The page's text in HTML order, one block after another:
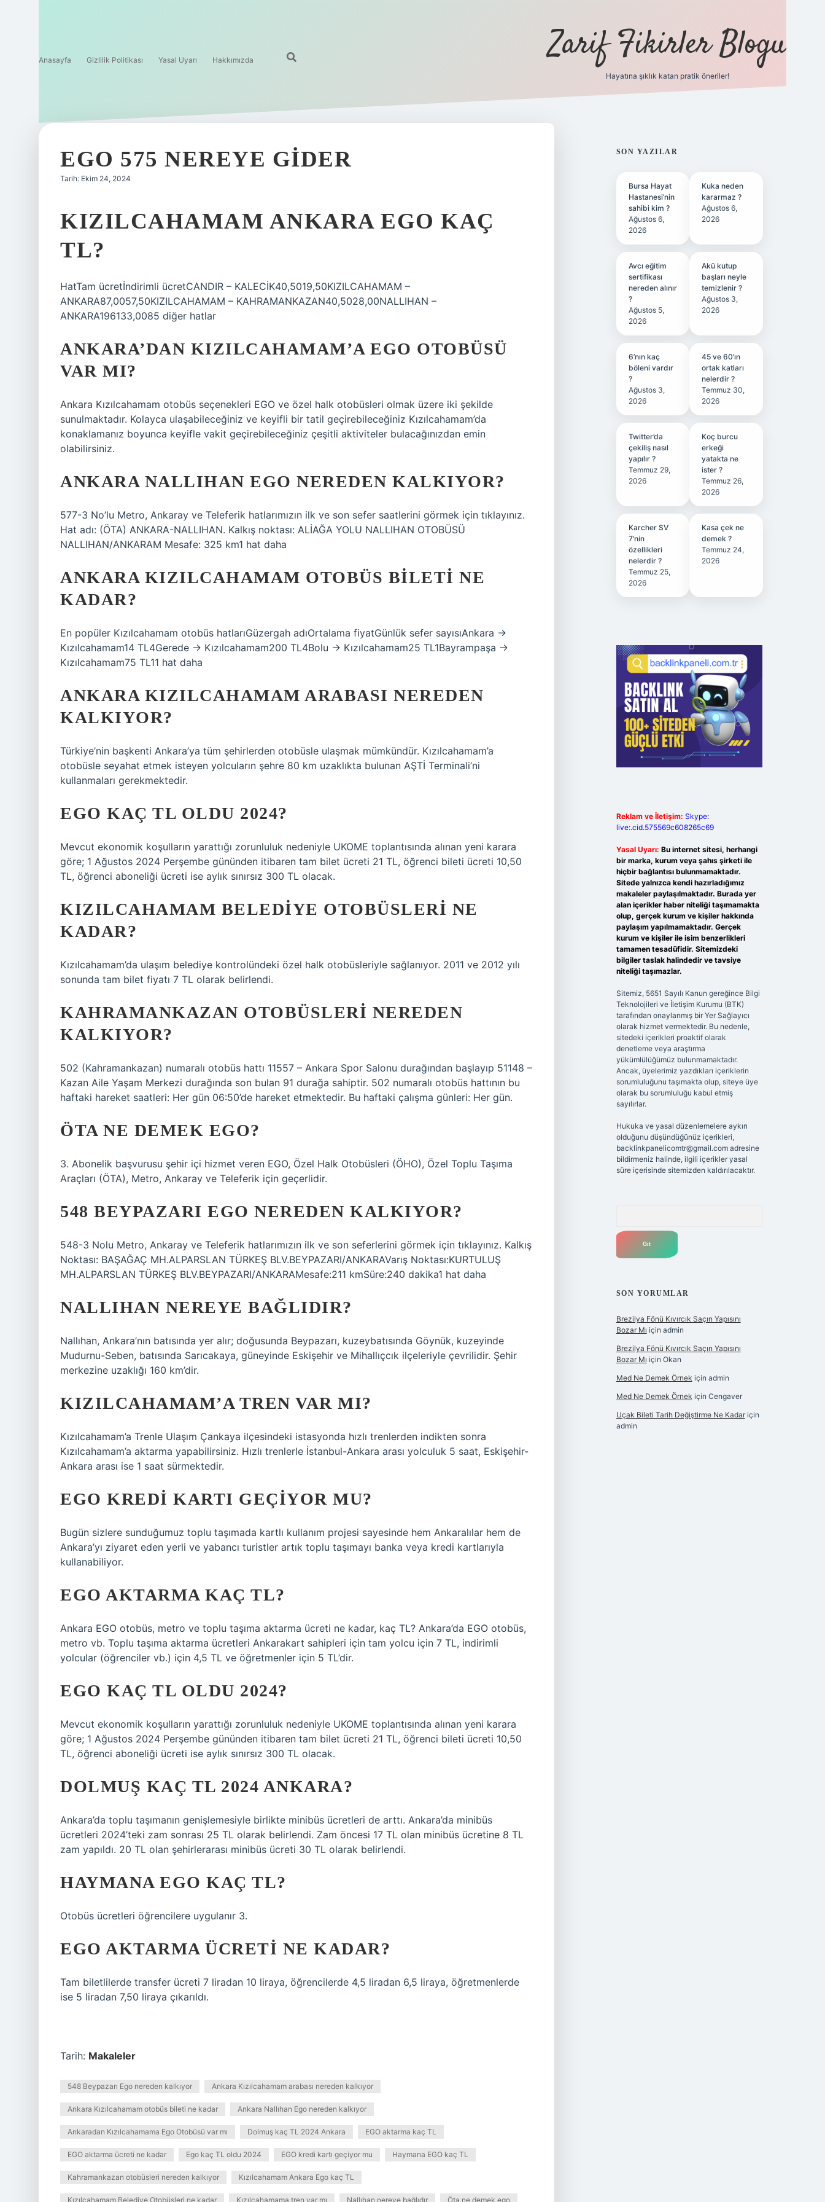
Anasayfa Gizlilik Politikası Yasal Uyarı Hakkımızda Zarif Fikirler Blogu
Hayatına şıklık katan pratik öneriler!
EGO 575 NEREYE GIDER
Tarih: Ekim 24, 2024
KIZILCAHAMAM ANKARA EGO KAÇ
TL?
HatTam ücretİndirimli ücretCANDIR – KALECİK40,5019,50KIZILCAHAMAM –
ANKARA87,0057,50KIZILCAHAMAM – KAHRAMANKAZAN40,5028,00NALLIHAN –
ANKARA196133,0085 diğer hatlar
ANKARA’DAN KIZILCAHAMAM’A EGO OTOBÜSÜ
VAR MI?
Ankara Kızılcahamam otobüs seçenekleri EGO ve özel halk otobüsleri olmak üzere iki şekilde
sunulmaktadır. Kolayca ulaşabileceğiniz ve keyifli bir tatil geçirebileceğiniz Kızılcahamam’da
konaklamanız boyunca keyifle vakit geçirebileceğiniz çeşitli aktiviteler bulacağınızdan emin
olabilirsiniz.
ANKARA NALLIHAN EGO NEREDEN KALKIYOR?
577-3 No’lu Metro, Ankaray ve Teleferik hatlarımızın ilk ve son sefer saatlerini görmek için tıklayınız.
Hat adı: (ÖTA) ANKARA-NALLIHAN. Kalkış noktası: ALİAĞA YOLU NALLIHAN OTOBÜSÜ
NALLIHAN/ANKARAM Mesafe: 325 km1 hat daha
ANKARA KIZILCAHAMAM OTOBÜS BILETI NE
KADAR?
En popüler Kızılcahamam otobüs hatlarıGüzergah adıOrtalama fiyatGünlük sefer sayısıAnkara →
Kızılcahamam14 TL4Gerede → Kızılcahamam200 TL4Bolu → Kızılcahamam25 TL1Bayrampaşa →
Kızılcahamam75 TL11 hat daha
ANKARA KIZILCAHAMAM ARABASI NEREDEN
KALKIYOR?
Türkiye’nin başkenti Ankara’ya tüm şehirlerden otobüsle ulaşmak mümkündür. Kızılcahamam’a
otobüsle seyahat etmek isteyen yolcuların şehre 80 km uzaklıkta bulunan AŞTİ Terminali’ni
kullanmaları gerekmektedir.
EGO KAÇ TL OLDU 2024?
Mevcut ekonomik koşulların yarattığı zorunluluk nedeniyle UKOME toplantısında alınan yeni karara
göre; 1 Ağustos 2024 Perşembe gününden itibaren tam bilet ücreti 21 TL, öğrenci bileti ücreti 10,50
TL, öğrenci aboneliği ücreti ise aylık sınırsız 300 TL olacak.
KIZILCAHAMAM BELEDIYE OTOBÜSLERI NE
KADAR?
Kızılcahamam’da ulaşım belediye kontrolündeki özel halk otobüsleriyle sağlanıyor. 2011 ve 2012 yılı
sonunda tam bilet fiyatı 7 TL olarak belirlendi.
KAHRAMANKAZAN OTOBÜSLERI NEREDEN
KALKIYOR?
502 (Kahramankazan) numaralı otobüs hattı 11557 – Ankara Spor Salonu durağından başlayıp 51148 –
Kazan Aile Yaşam Merkezi durağında son bulan 91 durağa sahiptir. 502 numaralı otobüs hattının bu
haftaki hareket saatleri: Her gün 06:50’de hareket etmektedir. Bu haftaki çalışma günleri: Her gün.
ÖTA NE DEMEK EGO?
3. Abonelik başvurusu şehir içi hizmet veren EGO, Özel Halk Otobüsleri (ÖHO), Özel Toplu Taşıma
Araçları (ÖTA), Metro, Ankaray ve Teleferik için geçerlidir.
548 BEYPAZARI EGO NEREDEN KALKIYOR?
548-3 Nolu Metro, Ankaray ve Teleferik hatlarımızın ilk ve son seferlerini görmek için tıklayınız. Kalkış
Noktası: BAŞAĞAÇ MH.ALPARSLAN TÜRKEŞ BLV.BEYPAZARI/ANKARAVarış Noktası:KURTULUŞ
MH.ALPARSLAN TÜRKEŞ BLV.BEYPAZARI/ANKARAMesafe:211 kmSüre:240 dakika1 hat daha
NALLIHAN NEREYE BAĞLIDIR?
Nallıhan, Ankara’nın batısında yer alır; doğusunda Beypazarı, kuzeybatısında Göynük, kuzeyinde
Mudurnu-Seben, batısında Sarıcakaya, güneyinde Eskişehir ve Mihallıçcık ilçeleriyle çevrilidir. Şehir
merkezine uzaklığı 160 km’dir.
KIZILCAHAMAM’A TREN VAR MI?
Kızılcahamam’a Trenle Ulaşım Çankaya ilçesindeki istasyonda hızlı trenlerden indikten sonra
Kızılcahamam’a aktarma yapabilirsiniz. Hızlı trenlerle İstanbul-Ankara arası yolculuk 5 saat, Eskişehir-
Ankara arası ise 1 saat sürmektedir.
EGO KREDI KARTI GEÇIYOR MU?
Bugün sizlere sunduğumuz toplu taşımada kartlı kullanım projesi sayesinde hem Ankaralılar hem de
Ankara’yı ziyaret eden yerli ve yabancı turistler artık toplu taşımayı banka veya kredi kartlarıyla
kullanabiliyor.
EGO AKTARMA KAÇ TL?
Ankara EGO otobüs, metro ve toplu taşıma aktarma ücreti ne kadar, kaç TL? Ankara’da EGO otobüs,
metro vb. Toplu taşıma aktarma ücretleri Ankarakart sahipleri için tam yolcu için 7 TL, indirimli
yolcular (öğrenciler vb.) için 4,5 TL ve öğretmenler için 5 TL’dir.
EGO KAÇ TL OLDU 2024?
Mevcut ekonomik koşulların yarattığı zorunluluk nedeniyle UKOME toplantısında alınan yeni karara
göre; 1 Ağustos 2024 Perşembe gününden itibaren tam bilet ücreti 21 TL, öğrenci bileti ücreti 10,50
TL, öğrenci aboneliği ücreti ise aylık sınırsız 300 TL olacak.
DOLMUŞ KAÇ TL 2024 ANKARA?
Ankara’da toplu taşımanın genişlemesiyle birlikte minibüs ücretleri de arttı. Ankara’da minibüs
ücretleri 2024’teki zam sonrası 25 TL olarak belirlendi. Zam öncesi 17 TL olan minibüs ücretine 8 TL
zam yapıldı. 20 TL olan şehirlerarası minibüs ücreti 30 TL olarak belirlendi.
HAYMANA EGO KAÇ TL?
Otobüs ücretleri öğrencilere uygulanır 3.
EGO AKTARMA ÜCRETI NE KADAR?
Tam biletlilerde transfer ücreti 7 liradan 10 liraya, öğrencilerde 4,5 liradan 6,5 liraya, öğretmenlerde
ise 5 liradan 7,50 liraya çıkarıldı.
Tarih: Makaleler
548 Beypazarı Ego nereden kalkıyor Ankara Kızılcahamam arabası nereden kalkıyor
Ankara Kızılcahamam otobüs bileti ne kadar Ankara Nallıhan Ego nereden kalkıyor
Ankaradan Kızılcahamama Ego Otobüsü var mı Dolmuş kaç TL 2024 Ankara EGO aktarma kaç TL
EGO aktarma ücreti ne kadar Ego kaç TL oldu 2024 EGO kredi kartı geçiyor mu Haymana EGO kaç TL
Kahramankazan otobüsleri nereden kalkıyor Kızılcahamam Ankara Ego kaç TL
Kızılcahamam Belediye Otobüsleri ne kadar Kızılcahamama tren var mı Nallıhan nereye bağlıdır Öta ne demek ego
SIDEBAR
SON YAZILAR
Bursa Hayat
Hastanesi’nin
sahibi kim ?
Ağustos 6,
2026
Kuka neden
kararmaz ?
Ağustos 6,
2026
Avcı eğitim
sertifikası
nereden alınır
?
Ağustos 5,
2026
Akü kutup
başları neyle
temizlenir ?
Ağustos 3,
2026
6’nın kaç
böleni vardır
?
Ağustos 3,
2026
45 ve 60’ın
ortak katları
nelerdir ?
Temmuz 30,
2026
Twitter’da
çekiliş nasıl
yapılır ?
Temmuz 29,
2026
Koç burcu
erkeği
yatakta ne
ister ?
Temmuz 26,
2026
Karcher SV
7’nin
özellikleri
nelerdir ?
Temmuz 25,
2026
Kasa çek ne
demek ?
Temmuz 24,
2026
Reklam ve İletişim: Skype:
live:.cid.575569c608265c69
Yasal Uyarı: Bu internet sitesi, herhangi
bir marka, kurum veya şahıs şirketi ile
hiçbir bağlantısı bulunmamaktadır.
Sitede yalnızca kendi hazırladığımız
makaleler paylaşılmaktadır. Burada yer
alan içerikler haber niteliği taşımamakta
olup, gerçek kurum ve kişiler hakkında
paylaşım yapılmamaktadır. Gerçek
kurum ve kişiler ile isim benzerlikleri
tamamen tesadüfidir. Sitemizdeki
bilgiler taslak halindedir ve tavsiye
niteliği taşımazlar.
Sitemiz, 5651 Sayılı Kanun gereğince Bilgi
Teknolojileri ve İletişim Kurumu (BTK)
tarafından onaylanmış bir Yer Sağlayıcı
olarak hizmet vermektedir. Bu nedenle,
sitedeki içerikleri proaktif olarak
denetleme veya araştırma
yükümlülüğümüz bulunmamaktadır.
Ancak, üyelerimiz yazdıkları içeriklerin
sorumluluğunu taşımakta olup, siteye üye
olarak bu sorumluluğu kabul etmiş
sayılırlar.
Hukuka ve yasal düzenlemelere aykırı
olduğunu düşündüğünüz içerikleri,
backlinkpanelicomtr@gmail.comadresine
bildirmeniz halinde, ilgili içerikler yasal
süre içerisinde sitemizden kaldırılacaktır.
SON YORUMLAR
Brezilya Fönü Kıvırcık Saçın Yapısını
Bozar Mı için admin
Brezilya Fönü Kıvırcık Saçın Yapısını
Bozar Mı için Okan
Med Ne Demek Örnek için admin
Med Ne Demek Örnek için Cengaver
Uçak Bileti Tarih Değiştirme Ne Kadariçin
admin